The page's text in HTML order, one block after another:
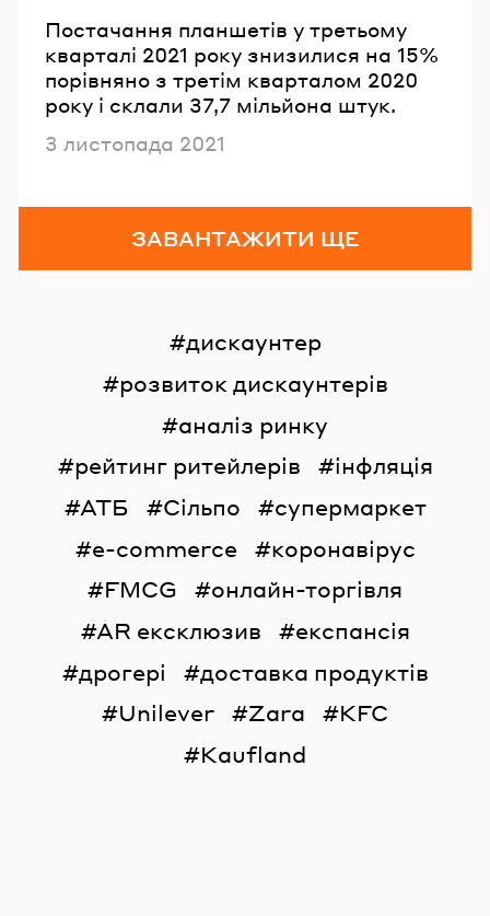
Постачання планшетів у третьому
кварталі 2021 року знизилися на 15%
порівняно з третім кварталом 2020
року і склали 37,7 мільйона штук.
Опубліковано
3 листопада 2021
ЗАВАНТАЖИТИ ЩЕ
дискаунтер
розвиток дискаунтерів
аналіз ринку
рейтинг ритейлерів
інфляція
АТБ
Сільпо
супермаркет
e-commerce
коронавірус
FMCG
онлайн-торгівля
AR ексклюзив
експансія
дрогері
доставка продуктів
Unilever
Zara
KFC
Kaufland